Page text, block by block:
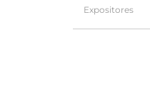
Expositores